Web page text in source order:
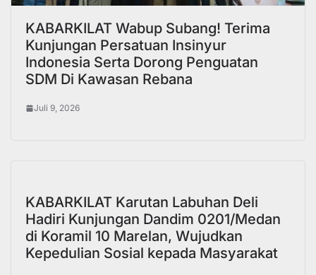
KABARKILAT Wabup Subang! Terima
Kunjungan Persatuan Insinyur
Indonesia Serta Dorong Penguatan
SDM Di Kawasan Rebana
Juli 9, 2026
KABARKILAT Karutan Labuhan Deli
Hadiri Kunjungan Dandim 0201/Medan
di Koramil 10 Marelan, Wujudkan
Kepedulian Sosial kepada Masyarakat